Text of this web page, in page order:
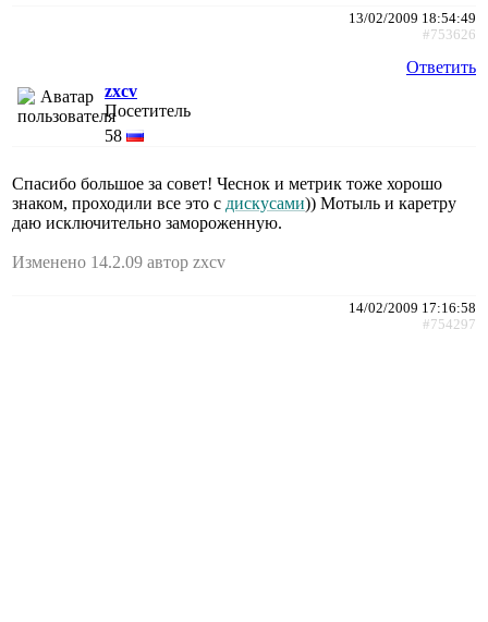
13/02/2009 18:54:49
#753626
Ответить
zxcv
Посетитель
58
Спасибо большое за совет! Чеснок и метрик тоже хорошо
знаком, проходили все это с дискусами)) Мотыль и каретру
даю исключительно замороженную.
Изменено 14.2.09 автор zxcv
14/02/2009 17:16:58
#754297